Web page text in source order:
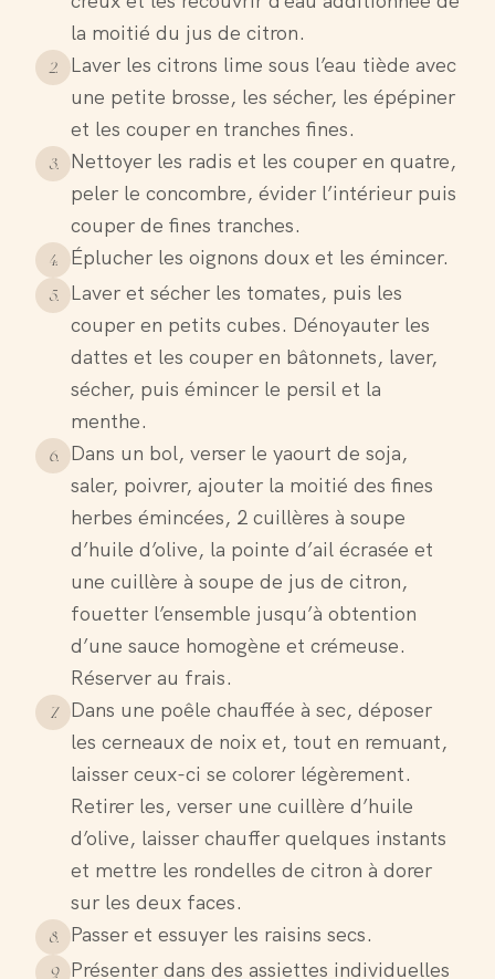
la moitié du jus de citron.
2.
Laver les citrons lime sous l’eau tiède avec
une petite brosse, les sécher, les épépiner
et les couper en tranches fines.
3.
Nettoyer les radis et les couper en quatre,
peler le concombre, évider l’intérieur puis
couper de fines tranches.
4. Éplucher les oignons doux et les émincer.
5.
Laver et sécher les tomates, puis les
couper en petits cubes. Dénoyauter les
dattes et les couper en bâtonnets, laver,
sécher, puis émincer le persil et la
menthe.
6.
Dans un bol, verser le yaourt de soja,
saler, poivrer, ajouter la moitié des fines
herbes émincées, 2 cuillères à soupe
d’huile d’olive, la pointe d’ail écrasée et
une cuillère à soupe de jus de citron,
fouetter l’ensemble jusqu’à obtention
d’une sauce homogène et crémeuse.
Réserver au frais.
7.
Dans une poêle chauffée à sec, déposer
les cerneaux de noix et, tout en remuant,
laisser ceux-ci se colorer légèrement.
Retirer les, verser une cuillère d’huile
d’olive, laisser chauffer quelques instants
et mettre les rondelles de citron à dorer
sur les deux faces.
8. Passer et essuyer les raisins secs.
9. Présenter dans des assiettes individuelles